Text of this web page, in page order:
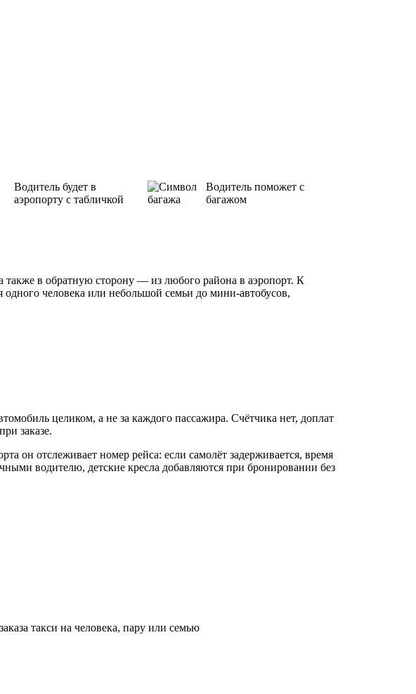
Водитель будет в
аэропорту с табличкой
Водитель поможет с
багажом
также в обратную сторону — из любого района в аэропорт. К
человека или небольшой семьи до мини-автобусов,
целиком, а не за каждого пассажира. Счётчика нет, доплат
заказе.
он отслеживает номер рейса: если самолёт задерживается, время
водителю, детские кресла добавляются при бронировании без
такси на человека, пару или семью